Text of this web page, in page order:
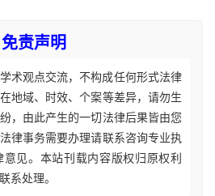
免责声明
术观点交流，不构成任何形式法律
地域、时效、个案等差异，请勿生
，由此产生的一切法律后果皆由您
律事务需要办理请联系咨询专业执
见。本站刊载内容版权归原权利
系处理。